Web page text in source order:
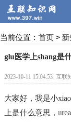
当前位置： 首页 > 新
glu医学上shang是
2023-10-11 15:04:53 互联
大家好，我是小
上是什么意思，